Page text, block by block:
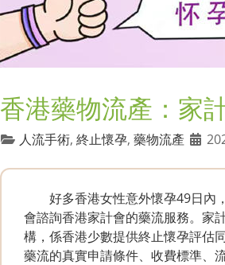
香港藥物流產：家
人流手術, 終止懷孕, 藥物流產
好多香港女性意外懷孕49日內
會諮詢香港家計會的藥流服務。家
構，係香港少數提供終止懷孕評估
藥流的真實申請條件、收費標準、